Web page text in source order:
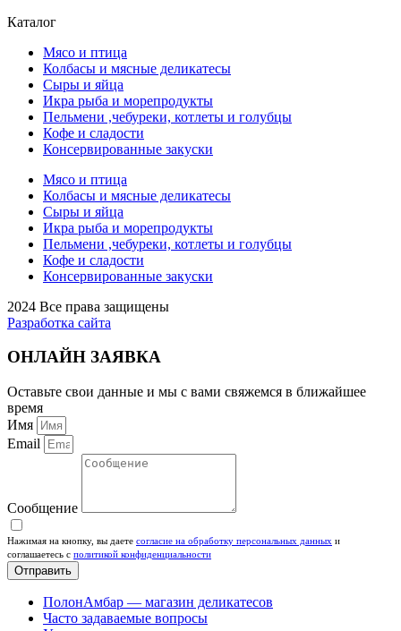
Каталог
Мясо и птица
Колбасы и мясные деликатесы
Сыры и яйца
Икра рыба и морепродукты
Пельмени ,чебуреки, котлеты и голубцы
Кофе и сладости
Консервированные закуски
Мясо и птица
Колбасы и мясные деликатесы
Сыры и яйца
Икра рыба и морепродукты
Пельмени ,чебуреки, котлеты и голубцы
Кофе и сладости
Консервированные закуски
2024 Все права защищены
Разработка сайта
ОНЛАЙН ЗАЯВКА
Оставьте свои данные и мы с вами свяжемся в ближайшее
время
Имя
Email
Сообщение
Нажимая на кнопку, вы даете согласие на обработку персональных данных и
соглашаетесь c политикой конфиденциальности
Отправить
ПолонАмбар — магазин деликатесов
Часто задаваемые вопросы